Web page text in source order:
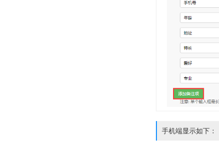
手机端显示如下：